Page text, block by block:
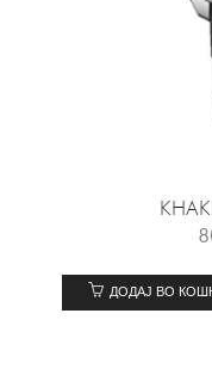
ДОДАЈ ВО